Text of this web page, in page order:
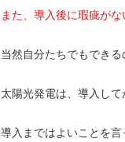
また、導入後に瑕疵が
当然自分たちでもでき
太陽光発電は、導入して
導入まではよいことを言